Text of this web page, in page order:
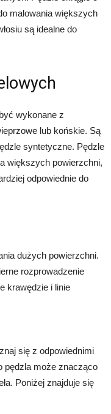
malowania większych
są idealne do
wykonane z
lub końskie. Są
syntetyczne. Pędzle
większych powierzchni,
odpowiednie do
dużych powierzchni.
rozprowadzenie
krawędzie i linie
się z odpowiednimi
pędzla może znacząco
Poniżej znajduje się